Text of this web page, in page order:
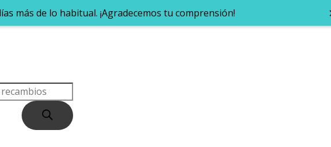
más de lo habitual. ¡Agradecemos tu comprensión!